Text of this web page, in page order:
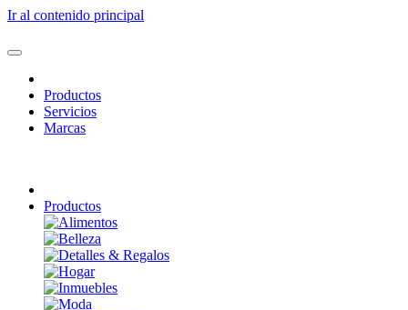
Ir al contenido principal
Productos
Servicios
Marcas
Productos